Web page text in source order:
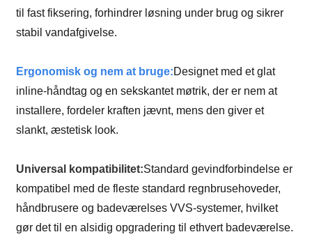
til fast fiksering, forhindrer løsning under brug og sikrer
stabil vandafgivelse.
Ergonomisk og nem at bruge:Designet med et glat
inline-håndtag og en sekskantet møtrik, der er nem at
installere, fordeler kraften jævnt, mens den giver et
slankt, æstetisk look.
Universal kompatibilitet:Standard gevindforbindelse er
kompatibel med de fleste standard regnbrusehoveder,
håndbrusere og badeværelses VVS-systemer, hvilket
gør det til en alsidig opgradering til ethvert badeværelse.